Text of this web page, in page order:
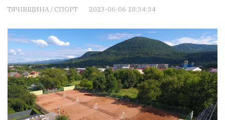
ТЯЧІВЩИНА/ СПОРТ 2023-06-06 18:34:34